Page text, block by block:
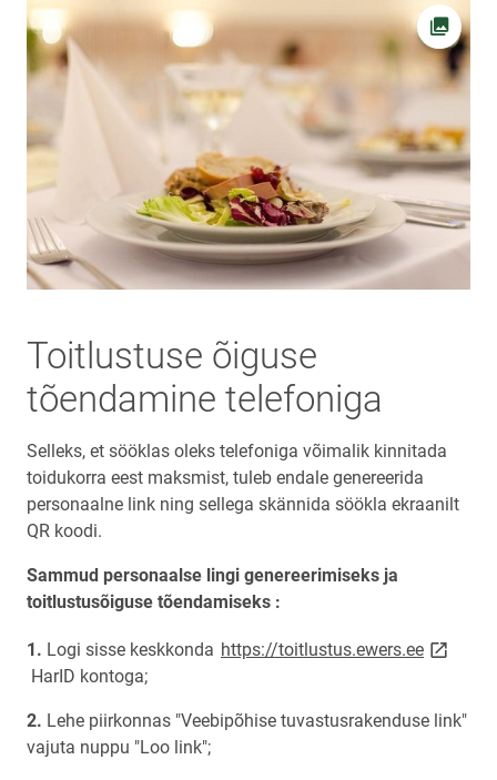
Ava
Toitlustuse õiguse
tõendamine telefoniga
Selleks, et sööklas oleks telefoniga võimalik kinnitada
toidukorra eest maksmist, tuleb endale genereerida
personaalne link ning sellega skännida söökla ekraanilt
QR koodi.
Sammud personaalse lingi genereerimiseks ja
toitlustusõiguse tõendamiseks :
Logi sisse keskkonda https://toitlustus.ewers.eelink
HarID kontoga;
Lehe piirkonnas "Veebipõhise tuvastusrakenduse link"
vajuta nuppu "Loo link";